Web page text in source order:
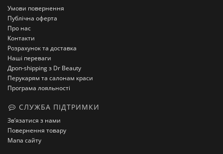
Умови повернення
Публічна оферта
Про нас
Контакти
Розрахунок та доставка
Наші переваги
Дроп-shipping з Dr Beauty
Перукарям та салонам краси
Програма лояльності
СЛУЖБА ПІДТРИМКИ
Зв’язатися з нами
Повернення товару
Мапа сайту